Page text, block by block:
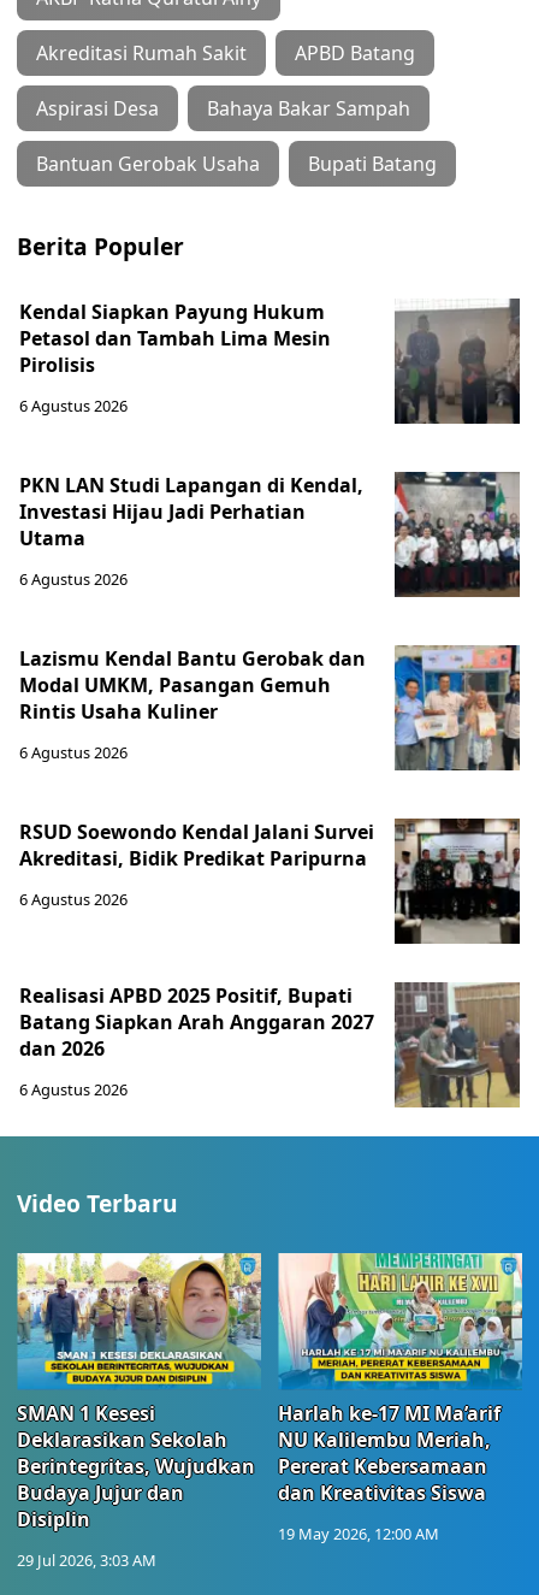
Akreditasi Rumah Sakit APBD Batang
Aspirasi Desa Bahaya Bakar Sampah
Bantuan Gerobak Usaha Bupati Batang
Berita Populer
Kendal Siapkan Payung Hukum
Petasol dan Tambah Lima Mesin
Pirolisis
6 Agustus 2026
PKN LAN Studi Lapangan di Kendal,
Investasi Hijau Jadi Perhatian
Utama
6 Agustus 2026
Lazismu Kendal Bantu Gerobak dan
Modal UMKM, Pasangan Gemuh
Rintis Usaha Kuliner
6 Agustus 2026
RSUD Soewondo Kendal Jalani Survei
Akreditasi, Bidik Predikat Paripurna
6 Agustus 2026
Realisasi APBD 2025 Positif, Bupati
Batang Siapkan Arah Anggaran 2027
dan 2026
6 Agustus 2026
Video Terbaru
SMAN 1 Kesesi
Deklarasikan Sekolah
Berintegritas, Wujudkan
Budaya Jujur dan
Disiplin
29 Jul 2026, 3:03 AM
Harlah ke-17 MI Ma’arif
NU Kalilembu Meriah,
Pererat Kebersamaan
dan Kreativitas Siswa
19 May 2026, 12:00 AM